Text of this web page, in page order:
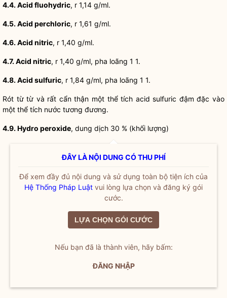
4.4. Acid fluohydric, r 1,14 g/ml.
4.5. Acid perchloric, r 1,61 g/ml.
4.6. Acid nitric, r 1,40 g/ml.
4.7. Acid nitric, r 1,40 g/ml, pha loãng 1 1.
4.8. Acid sulfuric, r 1,84 g/ml, pha loãng 1 1.
Rót từ từ và rất cẩn thận một thể tích acid sulfuric đậm đặc vào
một thể tích nước tương đương.
4.9. Hydro peroxide, dung dịch 30 % (khối lượng)
ĐÂY LÀ NỘI DUNG CÓ THU PHÍ
Để xem đầy đủ nội dung và sử dụng toàn bộ tiện ích của
Hệ Thống Pháp Luật vui lòng lựa chọn và đăng ký gói
cước.
LỰA CHỌN GÓI CƯỚC
Nếu bạn đã là thành viên, hãy bấm:
ĐĂNG NHẬP